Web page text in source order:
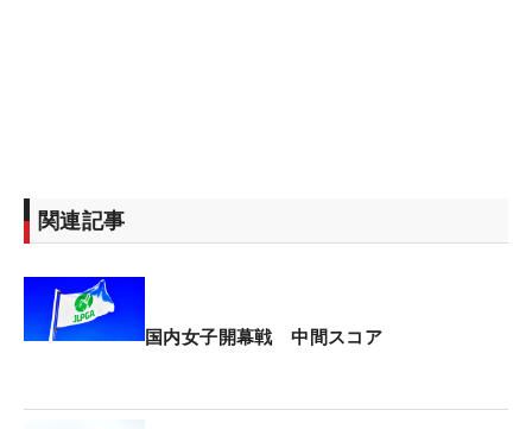
関連記事
国内女子開幕戦 中間スコア